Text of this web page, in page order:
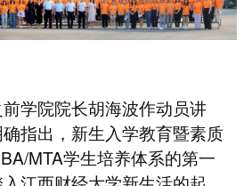
学院院长胡海波作动员讲
指出，新生入学教育暨素质
MTA学生培养体系的第一